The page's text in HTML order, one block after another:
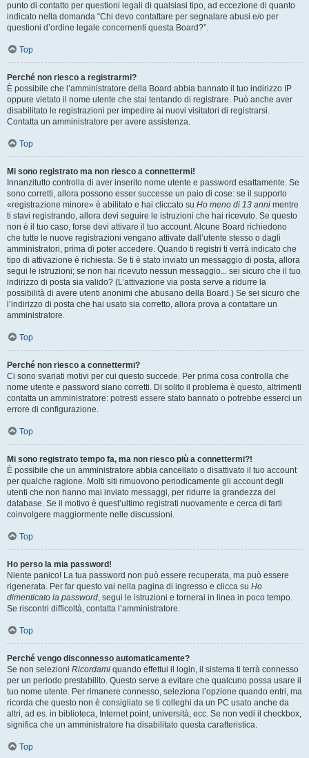
punto di contatto per questioni legali di qualsiasi tipo, ad eccezione di quanto
indicato nella domanda “Chi devo contattare per segnalare abusi e/o per
questioni d’ordine legale concernenti questa Board?”.
Top
Perché non riesco a registrarmi?
È possibile che l’amministratore della Board abbia bannato il tuo indirizzo IP
oppure vietato il nome utente che stai tentando di registrare. Può anche aver
disabilitato le registrazioni per impedire ai nuovi visitatori di registrarsi.
Contatta un amministratore per avere assistenza.
Top
Mi sono registrato ma non riesco a connettermi!
Innanzitutto controlla di aver inserito nome utente e password esattamente. Se
sono corretti, allora possono esser successe un paio di cose: se il supporto
«registrazione minore» è abilitato e hai cliccato su Ho meno di 13 anni mentre
ti stavi registrando, allora devi seguire le istruzioni che hai ricevuto. Se questo
non è il tuo caso, forse devi attivare il tuo account. Alcune Board richiedono
che tutte le nuove registrazioni vengano attivate dall’utente stesso o dagli
amministratori, prima di poter accedere. Quando ti registri ti verrà indicato che
tipo di attivazione è richiesta. Se ti è stato inviato un messaggio di posta, allora
segui le istruzioni; se non hai ricevuto nessun messaggio... sei sicuro che il tuo
indirizzo di posta sia valido? (L’attivazione via posta serve a ridurre la
possibilità di avere utenti anonimi che abusano della Board.) Se sei sicuro che
l’indirizzo di posta che hai usato sia corretto, allora prova a contattare un
amministratore.
Top
Perché non riesco a connettermi?
Ci sono svariati motivi per cui questo succede. Per prima cosa controlla che
nome utente e password siano corretti. Di solito il problema è questo, altrimenti
contatta un amministratore: potresti essere stato bannato o potrebbe esserci un
errore di configurazione.
Top
Mi sono registrato tempo fa, ma non riesco più a connettermi?!
È possibile che un amministratore abbia cancellato o disattivato il tuo account
per qualche ragione. Molti siti rimuovono periodicamente gli account degli
utenti che non hanno mai inviato messaggi, per ridurre la grandezza del
database. Se il motivo è quest’ultimo registrati nuovamente e cerca di farti
coinvolgere maggiormente nelle discussioni.
Top
Ho perso la mia password!
Niente panico! La tua password non può essere recuperata, ma può essere
rigenerata. Per far questo vai nella pagina di ingresso e clicca su Ho
dimenticato la password, segui le istruzioni e tornerai in linea in poco tempo.
Se riscontri difficoltà, contatta l’amministratore.
Top
Perché vengo disconnesso automaticamente?
Se non selezioni Ricordami quando effettui il login, il sistema ti terrà connesso
per un periodo prestabilito. Questo serve a evitare che qualcuno possa usare il
tuo nome utente. Per rimanere connesso, seleziona l’opzione quando entri, ma
ricorda che questo non è consigliato se ti colleghi da un PC usato anche da
altri, ad es. in biblioteca, Internet point, università, ecc. Se non vedi il checkbox,
significa che un amministratore ha disabilitato questa caratteristica.
Top